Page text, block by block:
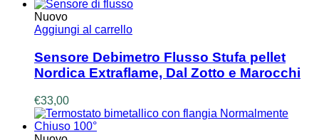
Nuovo
Aggiungi al carrello
Sensore Debimetro Flusso Stufa pellet
Nordica Extraflame, Dal Zotto e Marocchi
€33,00